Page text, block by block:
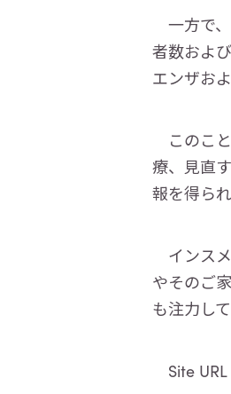
一方で
者数およ
エンザお
このこ
療、見直
報を得ら
インス
やそのご
も注力し
Site URL